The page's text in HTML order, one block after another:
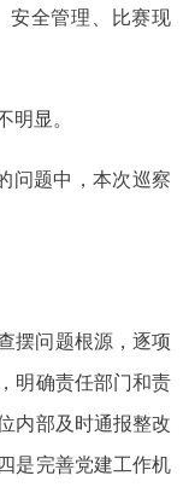
安全管理、比赛现
显。
问题中，本次巡察
摆问题根源，逐项
明确责任部门和责
内部及时通报整改
是完善党建工作机